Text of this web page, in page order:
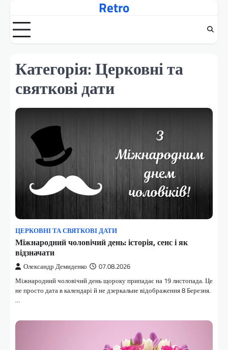
вмісту
Retro
Категорія:Церковні та
святкові дати
ЦЕРКОВНІ ТА СВЯТКОВІ ДАТИ
Міжнародний чоловічий день: історія, сенс і як
відзначати
Олександр Демиденко 07.08.2026
Міжнародний чоловічий день щороку припадає на 19 листопада. Це
не просто дата в календарі й не дзеркальне відображення 8 Березня.
…